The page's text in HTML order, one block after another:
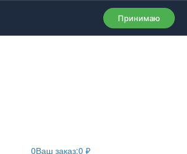
Принимаю
0Ваш заказ:0 ₽